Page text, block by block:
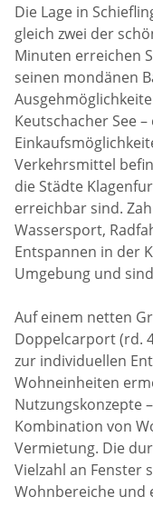
Die Lage in
gleich zwei der
Minuten erreichen
seinen mondänen
Keutschacher See
Verkehrsmittel
die Städte
erreichbar sind.
Wassersport,
Entspannen in der
Umgebung und
Auf einem netten
Doppelcarport (rd.
zur individuellen
Wohneinheiten
Nutzungskonzepte
Kombination von
Vermietung. Die
Vielzahl an
Wohnbereiche und